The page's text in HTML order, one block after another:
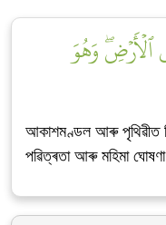
ٱلۡأَرۡضِۖ وَهُوَ
আকাশমণ্ডল আৰু পৃথিৱীত
পৱিত্ৰতা আৰু মহিমা